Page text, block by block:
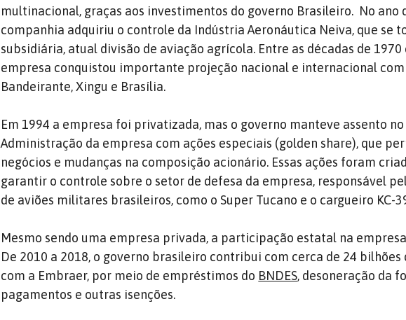
multinacional, graças aos investimentos do governo Brasileiro. No ano
companhia adquiriu o controle da Indústria Aeronáutica Neiva, que se
subsidiária, atual divisão de aviação agrícola. Entre as décadas de 1970
empresa conquistou importante projeção nacional e internacional com
Bandeirante, Xingu e Brasília.
Em 1994 a empresa foi privatizada, mas o governo manteve assento no
Administração da empresa com ações especiais (golden share), que
negócios e mudanças na composição acionário. Essas ações foram
garantir o controle sobre o setor de defesa da empresa, responsável
de aviões militares brasileiros, como o Super Tucano e o cargueiro KC-
Mesmo sendo uma empresa privada, a participação estatal na
De 2010 a 2018, o governo brasileiro contribui com cerca de 24 bilhões
com a Embraer, por meio de empréstimos do BNDES, desoneração da
pagamentos e outras isenções.